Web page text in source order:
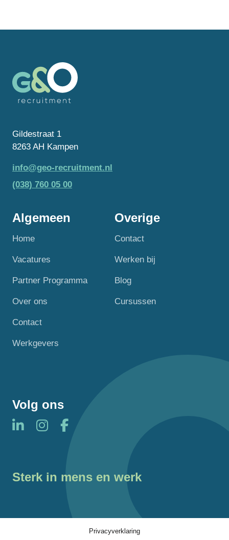
Gildestraat 1
8263 AH Kampen
info@geo-recruitment.nl
(038) 760 05 00
Algemeen
Home
Vacatures
Partner Programma
Over ons
Contact
Werkgevers
Overige
Contact
Werken bij
Blog
Cursussen
Volg ons
Sterk in mens en werk
Privacyverklaring